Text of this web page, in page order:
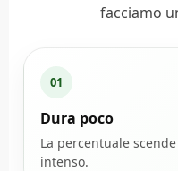
facciamo
01
Dura poco
La percentuale
intenso.